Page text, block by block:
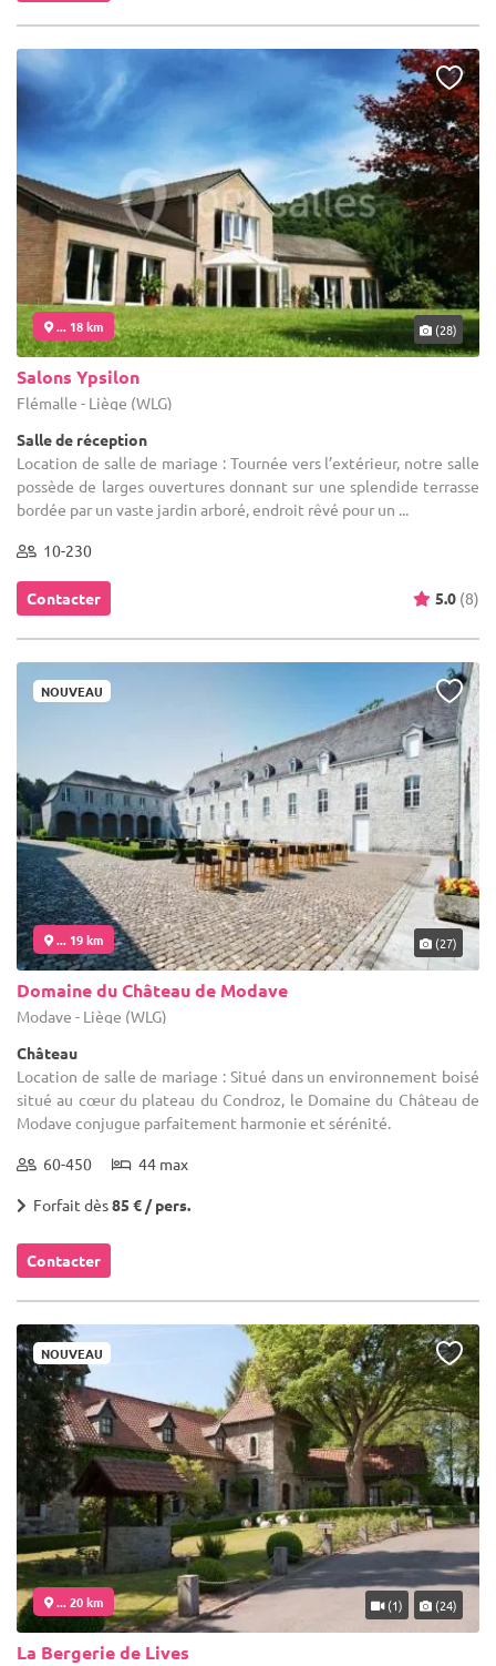
... 18 km (28)
Salons Ypsilon
Flémalle - Liège (WLG)
Salle de réception
Location de salle de mariage : Tournée vers l’extérieur, notre salle
possède de larges ouvertures donnant sur une splendide terrasse
bordée par un vaste jardin arboré, endroit rêvé pour un ...
10-230
Contacter 5.0 (8)
NOUVEAU
... 19 km (27)
Domaine du Château de Modave
Modave - Liège (WLG)
Château
Location de salle de mariage : Situé dans un environnement boisé
situé au cœur du plateau du Condroz, le Domaine du Château de
Modave conjugue parfaitement harmonie et sérénité.
60-450 44 max
Forfait dès85 € / pers.
Contacter
NOUVEAU
... 20 km (1) (24)
La Bergerie de Lives